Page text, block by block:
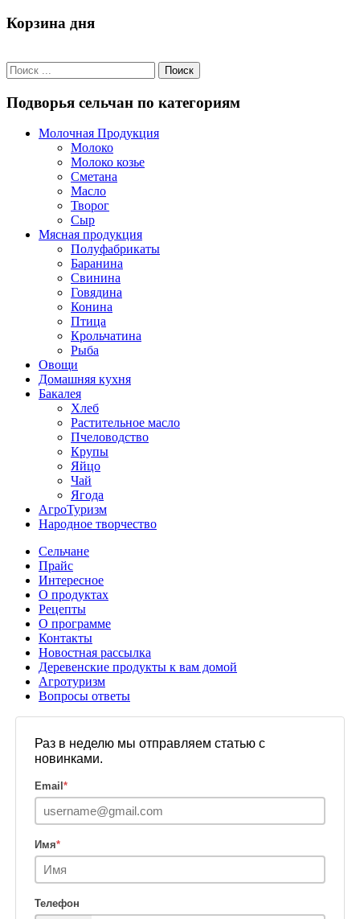
Корзина дня
Подворья сельчан по категориям
Молочная Продукция
Молоко
Молоко козье
Сметана
Масло
Творог
Сыр
Мясная продукция
Полуфабрикаты
Баранина
Свинина
Говядина
Конина
Птица
Крольчатина
Рыба
Овощи
Домашняя кухня
Бакалея
Хлеб
Растительное масло
Пчеловодство
Крупы
Яйцо
Чай
Ягода
АгроТуризм
Народное творчество
Сельчане
Прайс
Интересное
О продуктах
Рецепты
О программе
Контакты
Новостная рассылка
Деревенские продукты к вам домой
Агротуризм
Вопросы ответы
Раз в неделю мы отправляем статью с
новинками.
Email *
Имя*
Телефон